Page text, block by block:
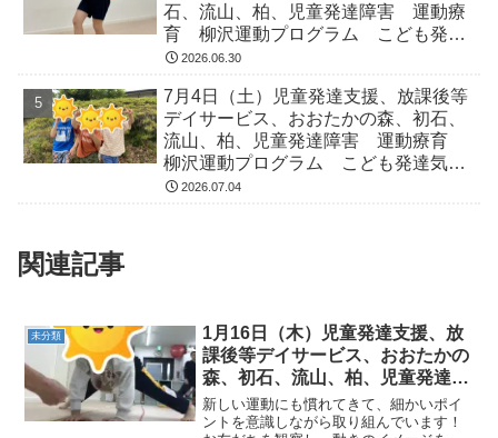
石、流山、柏、児童発達障害 運動療
育 柳沢運動プログラム こども発達
気になる 発達障害 放デイ 自閉
2026.06.30
7月4日（土）児童発達支援、放課後等
デイサービス、おおたかの森、初石、
流山、柏、児童発達障害 運動療育
柳沢運動プログラム こども発達気に
なる 発達障害 放デイ 自閉症
2026.07.04
関連記事
未分類
1月16日（木）児童発達支援、放
課後等デイサービス、おおたかの
森、初石、流山、柏、児童発達ラ
ム こども障害 運動療育 柳沢
運動プログ発達気になる 発達障
新しい運動にも慣れてきて、細かいポイ
ントを意識しながら取り組んでいます！